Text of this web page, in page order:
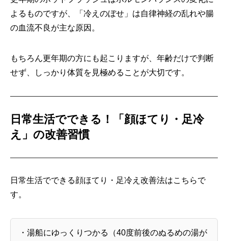
よるものですが、「冷えのぼせ」は自律神経の乱れや腸
の血流不良が主な原因。
もちろん更年期の方にも起こりますが、年齢だけで判断
せず、しっかり体質を見極めることが大切です。
日常生活でできる！「顔ほてり・足冷
え」の改善習慣
日常生活でできる顔ほてり・足冷え改善法はこちらで
す。
・湯船にゆっくりつかる（40度前後のぬるめの湯が